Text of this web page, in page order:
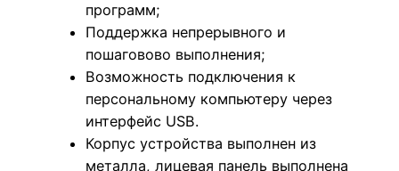
программ;
Поддержка непрерывного и
пошаговово выполнения;
Возможность подключения к
персональному компьютеру через
интерфейс USB.
Корпус устройства выполнен из
металла, лицевая панель выполнена